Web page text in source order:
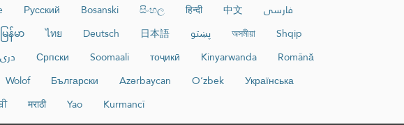
Русский Bosanski සිංහල हिन्दी 中文
فارسی
မြန်မာ ไทย Deutsch 日本語 پښتو অসমীয়া
Shqip
دری Српски Soomaali тоҷикӣ Kinyarwanda
Română
Wolof Български Azərbaycan O‘zbek
Українська
मराठी Yao Kurmancî